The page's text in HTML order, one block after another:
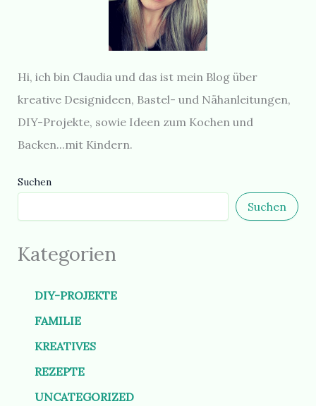
Hi, ich bin Claudia und das ist mein Blog über
kreative Designideen, Bastel- und Nähanleitungen,
DIY-Projekte, sowie Ideen zum Kochen und
Backen...mit Kindern.
Suchen
Suchen
Kategorien
DIY-PROJEKTE
FAMILIE
KREATIVES
REZEPTE
UNCATEGORIZED